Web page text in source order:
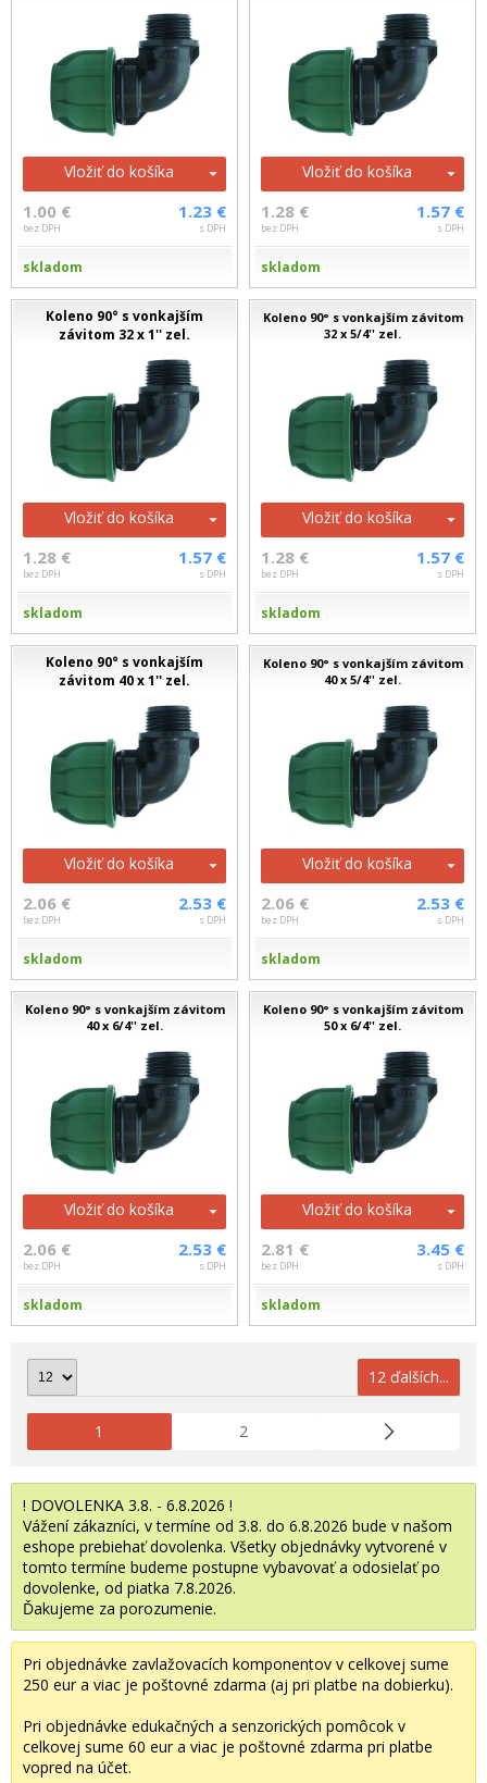
! DOVOLENKA 3.8. - 6.8.2026 !
Vážení zákazníci, v termíne od 3.8. do 6.8.2026 bude v našom
eshope prebiehať dovolenka. Všetky objednávky vytvorené v
tomto termíne budeme postupne vybavovať a odosielať po
dovolenke, od piatka 7.8.2026.
Ďakujeme za porozumenie.
Pri objednávke zavlažovacích komponentov v celkovej sume
250 eur a viac je poštovné zdarma (aj pri platbe na dobierku).
Pri objednávke edukačných a senzorických pomôcok v
celkovej sume 60 eur a viac je poštovné zdarma pri platbe
vopred na účet.
Vložiť do košíka
1.00 €
bez DPH
1.23 €
s DPH
skladom
Vložiť do košíka
1.28 €
bez DPH
1.57 €
s DPH
skladom
Koleno 90° s vonkajším
závitom 32 x 1'' zel.
Vložiť do košíka
1.28 €
bez DPH
1.57 €
s DPH
skladom
Koleno 90° s vonkajším závitom
32 x 5/4'' zel.
Vložiť do košíka
1.28 €
bez DPH
1.57 €
s DPH
skladom
Koleno 90° s vonkajším
závitom 40 x 1'' zel.
Vložiť do košíka
2.06 €
bez DPH
2.53 €
s DPH
skladom
Koleno 90° s vonkajším závitom
40 x 5/4'' zel.
Vložiť do košíka
2.06 €
bez DPH
2.53 €
s DPH
skladom
Koleno 90° s vonkajším závitom
40 x 6/4'' zel.
Vložiť do košíka
2.06 €
bez DPH
2.53 €
s DPH
skladom
Koleno 90° s vonkajším závitom
50 x 6/4'' zel.
Vložiť do košíka
2.81 €
bez DPH
3.45 €
s DPH
skladom
12 ďalších...
1 2